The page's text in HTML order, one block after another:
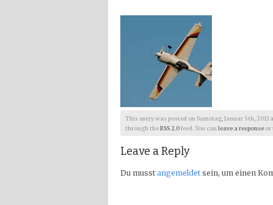
This entry was posted on Samstag, Januar 5th, 2013
through theRSS 2.0feed. You can leave a response or
Leave a Reply
Du musstangemeldetsein, um einen